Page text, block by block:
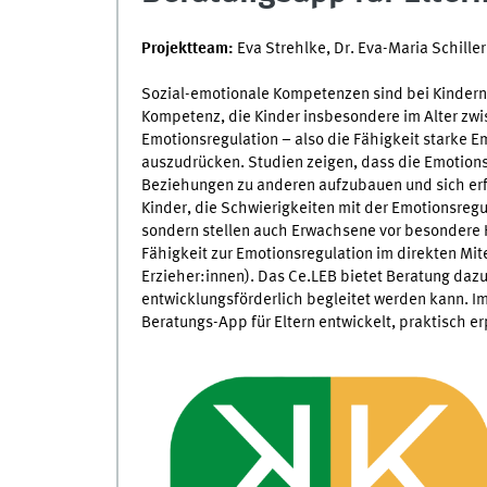
Projektteam: Eva Strehlke, Dr. Eva-Maria
Sozial-emotionale Kompetenzen sind bei
Kompetenz, die Kinder insbesondere im Alter
Emotionsregulation – also die Fähigkeit starke
auszudrücken. Studien zeigen, dass die
Beziehungen zu anderen aufzubauen und sich
Kinder, die Schwierigkeiten mit der
sondern stellen auch Erwachsene vor
Fähigkeit zur Emotionsregulation im direkten
Erzieher:innen). Das Ce.LEB bietet Beratung
entwicklungsförderlich begleitet werden kann.
Beratungs-App für Eltern entwickelt, praktisch